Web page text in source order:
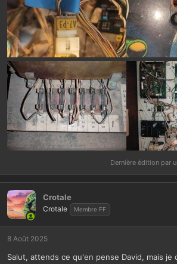
Dernière édition par
Crotale
Crotale Membre FF
8 Août 2025
Salut, attends ce qu'en pense David, mais je